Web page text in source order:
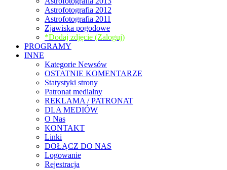
Astrofotografia 2012
Astrofotografia 2011
Zjawiska pogodowe
*Dodaj zdjęcie (Zaloguj)
PROGRAMY
INNE
Kategorie Newsów
OSTATNIE KOMENTARZE
Statystyki strony
Patronat medialny
REKLAMA / PATRONAT
DLA MEDIÓW
O Nas
KONTAKT
Linki
DOŁĄCZ DO NAS
Logowanie
Rejestracja